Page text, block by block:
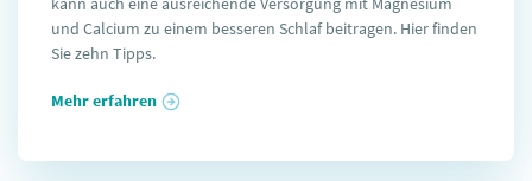
und Calcium zu einem besseren Schlaf beitragen. Hier finden
Sie zehn Tipps.
Mehr erfahren